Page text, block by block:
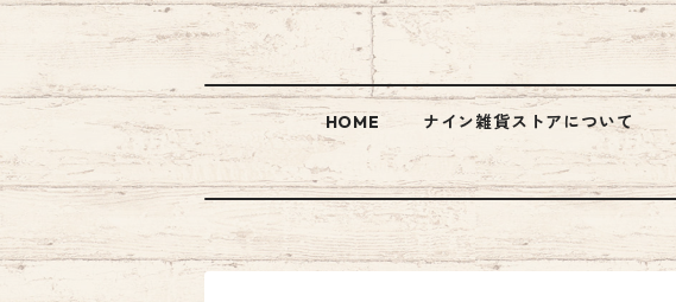
HOME ナイン雑貨ストアについて